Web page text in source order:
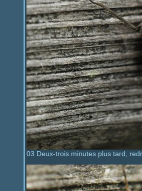
03 Deux-trois minutes plus tard,